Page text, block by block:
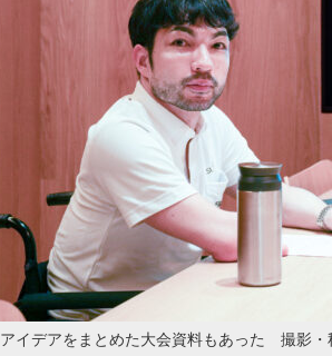
アイデアをまとめた大会資料もあった 撮影・